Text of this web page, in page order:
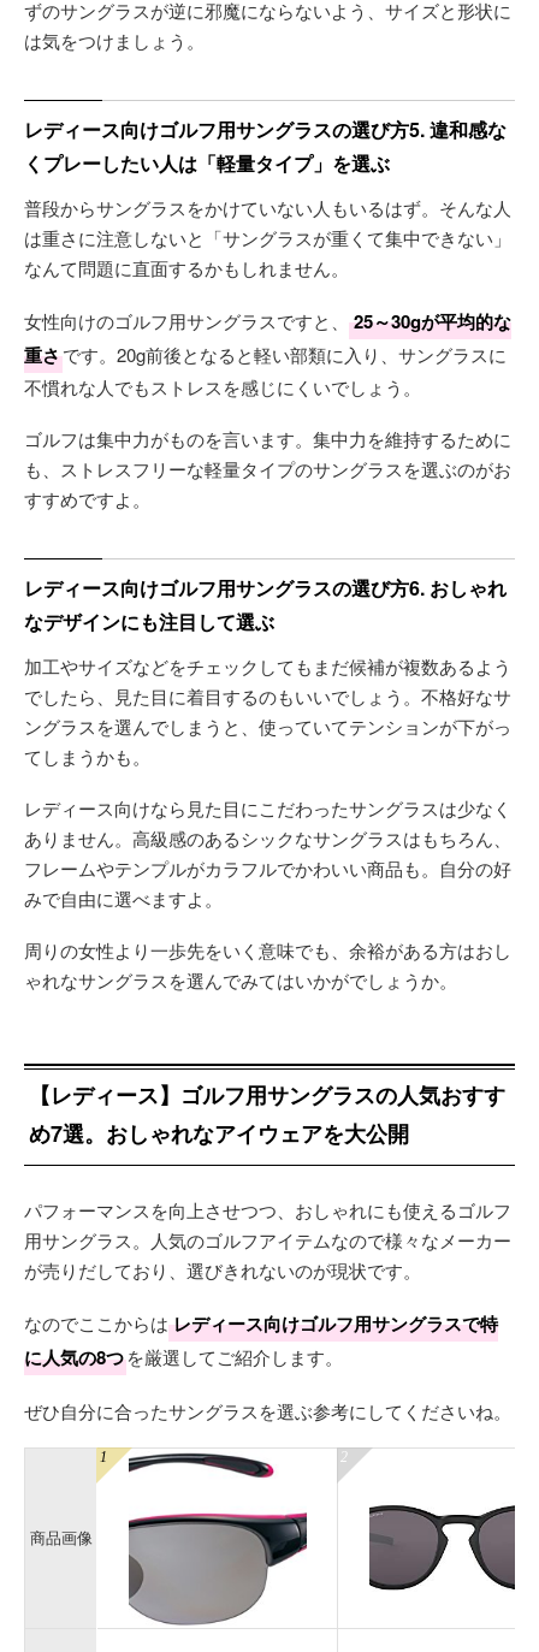
ずのサングラスが逆に邪魔にならないよう、サイズと形状に
は気をつけましょう。
レディース向けゴルフ用サングラスの選び方5. 違和感な
くプレーしたい人は「軽量タイプ」を選ぶ
普段からサングラスをかけていない人もいるはず。そんな人
は重さに注意しないと「サングラスが重くて集中できない」
なんて問題に直面するかもしれません。
女性向けのゴルフ用サングラスですと、
25～30gが平均的な
重さです。20g前後となると軽い部類に入り、サングラスに
不慣れな人でもストレスを感じにくいでしょう。
ゴルフは集中力がものを言います。集中力を維持するために
も、ストレスフリーな軽量タイプのサングラスを選ぶのがお
すすめですよ。
レディース向けゴルフ用サングラスの選び方6. おしゃれ
なデザインにも注目して選ぶ
加工やサイズなどをチェックしてもまだ候補が複数あるよう
でしたら、見た目に着目するのもいいでしょう。不格好なサ
ングラスを選んでしまうと、使っていてテンションが下がっ
てしまうかも。
レディース向けなら見た目にこだわったサングラスは少なく
ありません。高級感のあるシックなサングラスはもちろん、
フレームやテンプルがカラフルでかわいい商品も。自分の好
みで自由に選べますよ。
周りの女性より一歩先をいく意味でも、余裕がある方はおし
ゃれなサングラスを選んでみてはいかがでしょうか。
【レディース】ゴルフ用サングラスの人気おすす
め7選。おしゃれなアイウェアを大公開
パフォーマンスを向上させつつ、おしゃれにも使えるゴルフ
用サングラス。人気のゴルフアイテムなので様々なメーカー
が売りだしており、選びきれないのが現状です。
なのでここからは レディース向けゴルフ用サングラスで特
に人気の8つを厳選してご紹介します。
ぜひ自分に合ったサングラスを選ぶ参考にしてくださいね。
商品画像